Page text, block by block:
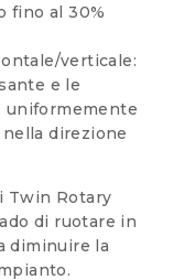
fino al 30%
verticale:
e le
uniformemente
nella direzione
Twin Rotary
di ruotare in
diminuire la